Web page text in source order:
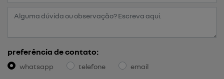
preferência de contato:
whatsapp telefone email